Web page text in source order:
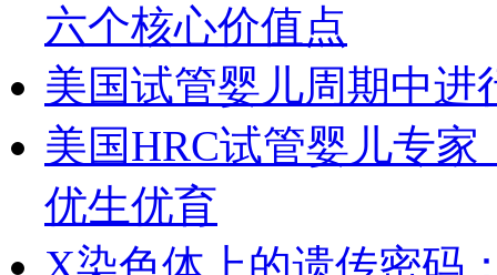
六个核心价值点
美国试管婴儿周期中
美国HRC试管婴儿专
优生优育
X染色体上的遗传密码